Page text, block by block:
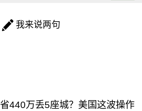
我来说两句
省440万丢5座城？美国这波操作